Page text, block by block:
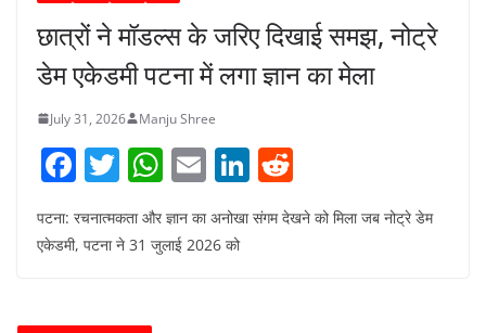
छात्रों ने मॉडल्स के जरिए दिखाई समझ, नोट्रे
डेम एकेडमी पटना में लगा ज्ञान का मेला
July 31, 2026 Manju Shree
F
c
T
itt
W
at
E
m
ai
Li
n
k
e
d
पटना: रचनात्मकता और ज्ञान का अनोखा संगम देखने को मिला जब नोट्रे डेम
एकेडमी, पटना ने 31 जुलाई 2026 को